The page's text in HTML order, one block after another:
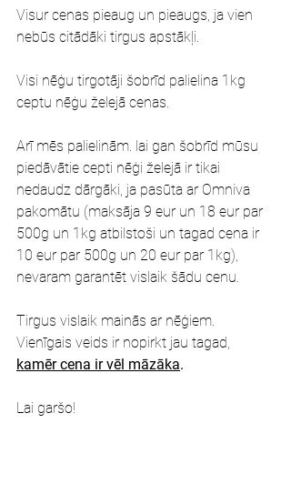
Visur cenas pieaug un pieaugs, ja vien
nebūs citādāki tirgus apstākļi.
Visi nēģu tirgotāji šobrīd palielina 1kg
ceptu nēģu želejā cenas.
Arī mēs palielinām. lai gan šobrīd mūsu
piedāvātie cepti nēģi želejā ir tikai
nedaudz dārgāki, ja pasūta ar Omniva
pakomātu (maksāja 9 eur un 18 eur par
500g un 1kg atbilstoši un tagad cena ir
10 eur par 500g un 20 eur par 1kg),
nevaram garantēt vislaik šādu cenu.
Tirgus vislaik mainās ar nēģiem.
Vienīgais veids ir nopirkt jau tagad,
kamēr cena ir vēl māzāka.
Lai garšo!